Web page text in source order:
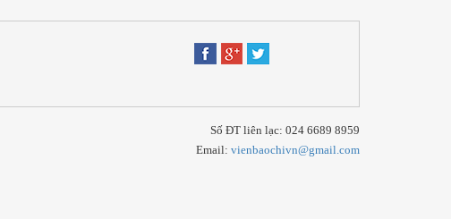
Số ĐT liên lạc: 024 6689 8959
Email: vienbaochivn@gmail.com